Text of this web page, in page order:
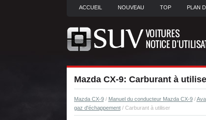
ACCUEIL NOUVEAU TOP PLAN
Mazda CX-9: Carburant à
Mazda CX-9/ Manuel du conducteur Mazda CX-9/
gaz d'échappement/ Carburant à utiliser